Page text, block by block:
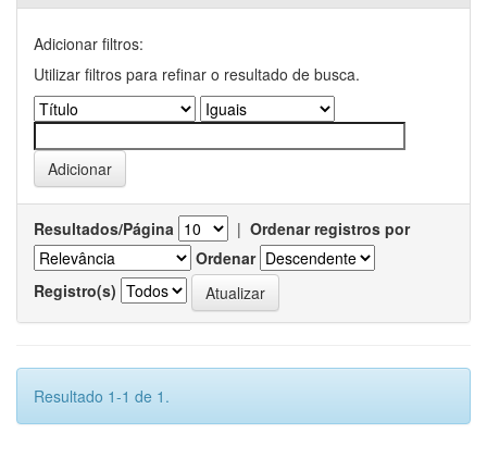
Adicionar filtros:
Utilizar filtros para refinar o resultado de busca.
Resultados/Página | Ordenar registros por
Ordenar
Registro(s)
Resultado 1-1 de 1.